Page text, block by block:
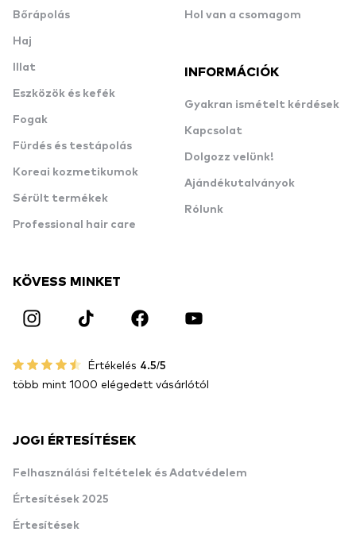
Bőrápolás
Haj
Illat
Eszközök és kefék
Fogak
Fürdés és testápolás
Koreai kozmetikumok
Sérült termékek
Professional hair care
Hol van a csomagom
INFORMÁCIÓK
Gyakran ismételt kérdések
Kapcsolat
Dolgozz velünk!
Ajándékutalványok
Rólunk
KÖVESS MINKET
Értékelés 4.5/5
több mint 1000 elégedett vásárlótól
JOGI ÉRTESÍTÉSEK
Felhasználási feltételek és Adatvédelem
Értesítések 2025
Értesítések